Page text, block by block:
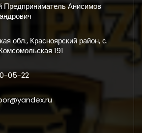
Предприниматель Анисимов
обл., Красноярский район, с.
191
05-22